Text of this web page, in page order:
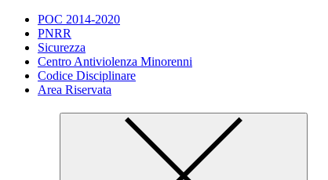
POC 2014-2020
PNRR
Sicurezza
Centro Antiviolenza Minorenni
Codice Disciplinare
Area Riservata